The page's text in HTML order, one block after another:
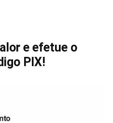
e efetue o
PIX!